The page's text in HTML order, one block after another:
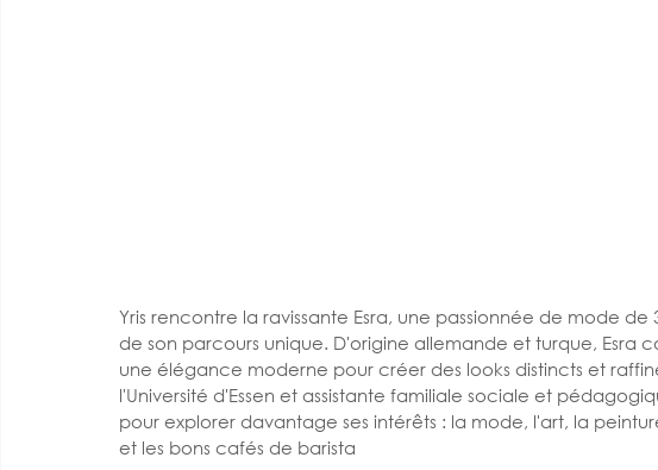
Yris rencontre la ravissante Esra, une passionnée de mode de
de son parcours unique. D'origine allemande et turque, Esra
une élégance moderne pour créer des looks distincts et
l'Université d'Essen et assistante familiale sociale et
pour explorer davantage ses intérêts : la mode, l'art, la
et les bons cafés de barista